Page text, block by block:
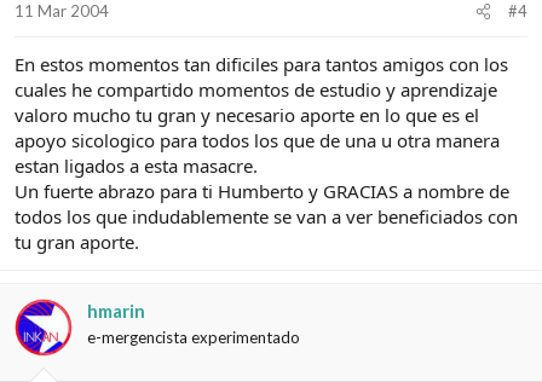
11 Mar 2004 #4
En estos momentos tan dificiles para tantos amigos con los
cuales he compartido momentos de estudio y aprendizaje
valoro mucho tu gran y necesario aporte en lo que es el
apoyo sicologico para todos los que de una u otra manera
estan ligados a esta masacre.
Un fuerte abrazo para ti Humberto y GRACIAS a nombre de
todos los que indudablemente se van a ver beneficiados con
tu gran aporte.
hmarin
e-mergencista experimentado